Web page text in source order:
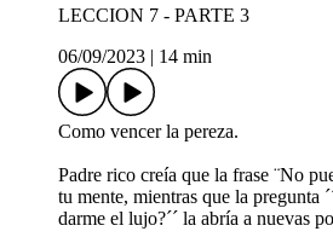
LECCION 7 - PARTE 3
06/09/2023
14 min
Como vencer la pereza.
Padre rico creía que la frase ¨No
tu mente, mientras que la pregunta
darme el lujo?´´ la abría a nuevas